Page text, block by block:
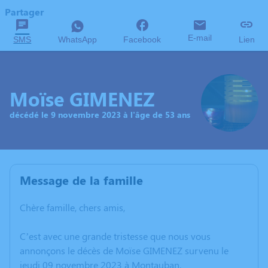
Partager
SMS WhatsApp Facebook E-mail Lien
Moïse GIMENEZ
décédé le 9 novembre 2023 à l'âge de 53 ans
Message de la famille
Chère famille, chers amis,
C’est avec une grande tristesse que nous vous
annonçons le décès de Moïse GIMENEZ survenu le
jeudi 09 novembre 2023 à Montauban.